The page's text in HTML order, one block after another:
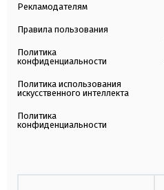
Рекламодателям
Правила пользования
Политика
конфиденциальности
Политика использования
искусственного интеллекта
Политика
конфиденциальности